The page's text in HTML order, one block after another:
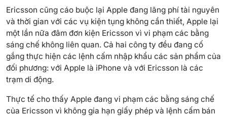
Ericsson cũng cáo buộc lại Apple đang lãng phí tài nguyên
và thời gian với các vụ kiện tụng không cần thiết, Apple lại
một lần nữa đâm đơn kiện Ericsson vì vi phạm các bằng
sáng chế không liên quan. Cả hai công ty đều đang cố
gắng thực hiện các lệnh cấm nhập khẩu các sản phẩm của
đối phương: với Apple là iPhone và với Ericsson là các
trạm di động.
Thực tế cho thấy Apple đang vi phạm các bằng sáng chế
của Ericsson vì không gia hạn giấy phép và lệnh cấm bán